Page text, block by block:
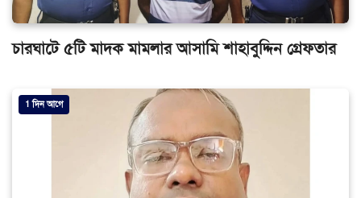
চারঘাটে ৫টি মাদক মামলার আসামি শাহাবুদ্দিন গ্রেফতার
1 দিন আগে